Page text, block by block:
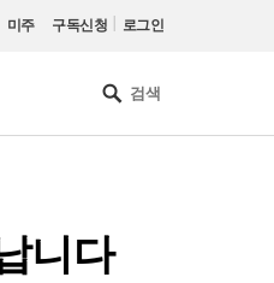
미주 구독신청 | 로그인
니다